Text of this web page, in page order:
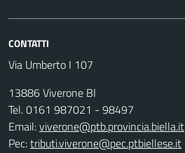
CONTATTI
Via Umberto I 107
13886 Viverone BI
Tel. 0161 987021 - 98497
Email:viverone@ptb.provincia.biella.it
Pec:tributi.viverone@pec.ptbiellese.it